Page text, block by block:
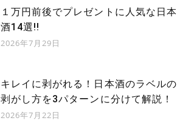
１万円前後でプレゼントに人気な日本
酒14選!!
2026年7月29日
キレイに剥がれる！日本酒のラベルの
剥がし方を3パターンに分けて解説！
2026年7月22日